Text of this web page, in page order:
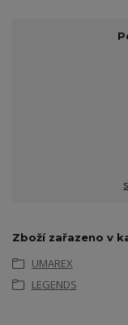
Zboží zařazeno v
UMAREX
LEGENDS